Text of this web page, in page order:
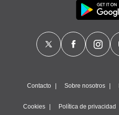
Contacto Sobre nosotros
Cookies Política de privacidad